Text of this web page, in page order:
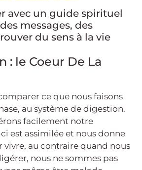
avec un guide spirituel
messages, des
du sens à la vie
: le Coeur De La
ce que nous faisons
au système de digestion.
facilement notre
est assimilée et nous donne
vivre, au contraire quand nous
nous ne sommes pas